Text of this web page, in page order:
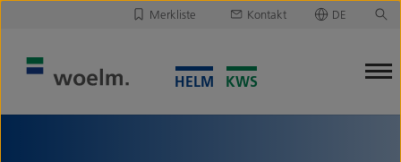
Merkliste Kontakt DE